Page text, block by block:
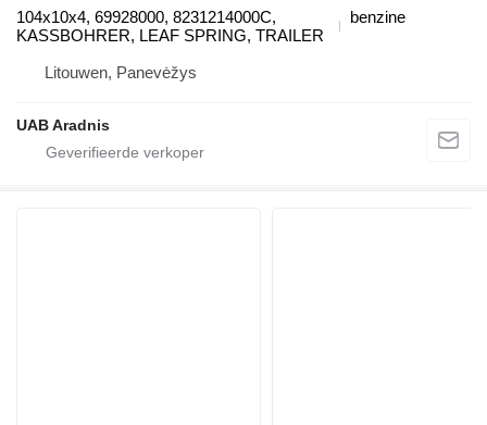
104x10x4, 69928000, 8231214000C,
KASSBOHRER, LEAF SPRING, TRAILER
benzine
Litouwen, Panevėžys
UAB Aradnis